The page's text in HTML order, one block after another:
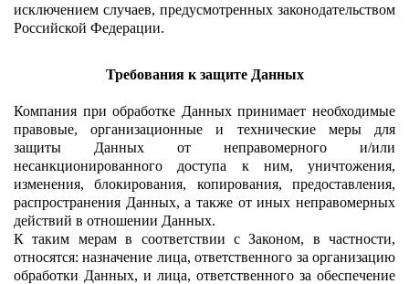
исключением случаев, предусмотренных законодательством
Российской Федерации.
Требования к защите Данных
Компания при обработке Данных принимает необходимые
правовые, организационные и технические меры для
защиты Данных от неправомерного и/или
несанкционированного доступа к ним, уничтожения,
изменения, блокирования, копирования, предоставления,
распространения Данных, а также от иных неправомерных
действий в отношении Данных.
К таким мерам в соответствии с Законом, в частности,
относятся: назначение лица, ответственного за организацию
обработки Данных, и лица, ответственного за обеспечение